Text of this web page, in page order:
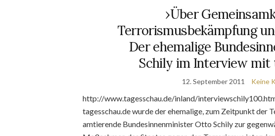
›Über
Terrorismusbekämpfung
Der ehemalige
Schily im Interview mit
12. September 2011 Keine
http://www.tagesschau.de/inland/
tagesschau.de wurde der ehemalige, zum Zeitpunkt der
amtierende Bundesinnenminister Otto Schily zur